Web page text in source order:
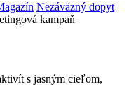
Nezáväzný dopyt
kampaň
s jasným cieľom,